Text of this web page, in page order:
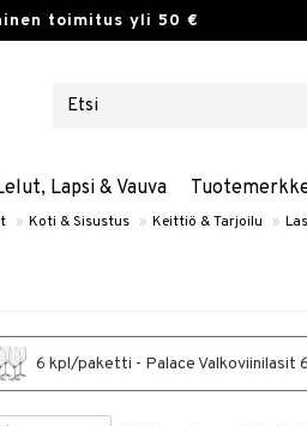
toimitus yli 50 €
Lapsi & Vauva
» Koti & Sisustus » Keittiö & Tarjoilu »
6 kpl/paketti - Palace Valkoviinilasit